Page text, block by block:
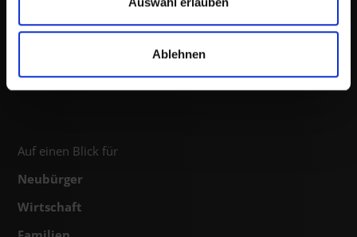
Ablehnen
Auf einen Blick für
Neubürger
Wirtschaft